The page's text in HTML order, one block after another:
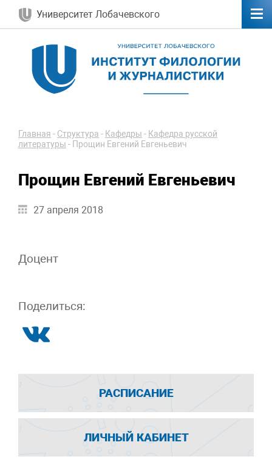
Университет Лобачевского
Главная - Структура - Кафедры - Кафедра русской
литературы - Прощин Евгений Евгеньевич
Прощин Евгений Евгеньевич
27 апреля 2018
Доцент
Поделиться:
РАСПИСАНИЕ
ЛИЧНЫЙ КАБИНЕТ